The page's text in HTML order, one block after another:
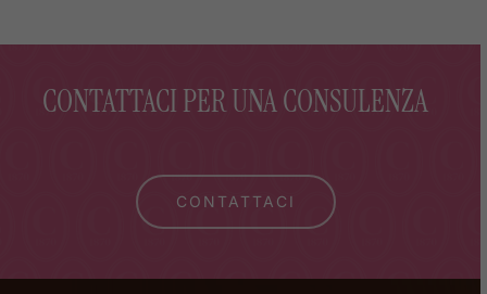
CONTATTACI PER UNA CONSULENZA
CONTATTACI